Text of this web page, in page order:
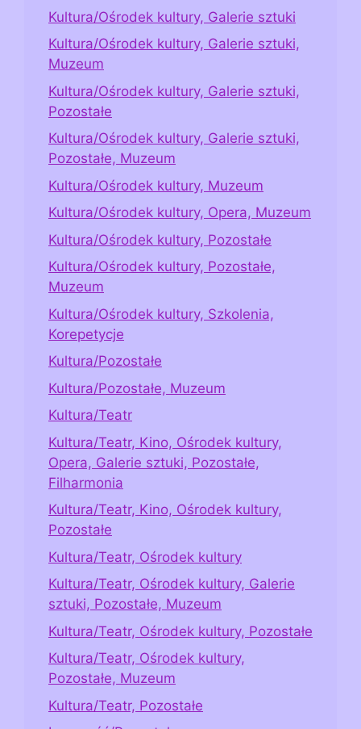
Kultura/Ośrodek kultury, Galerie sztuki
Kultura/Ośrodek kultury, Galerie sztuki,
Muzeum
Kultura/Ośrodek kultury, Galerie sztuki,
Pozostałe
Kultura/Ośrodek kultury, Galerie sztuki,
Pozostałe, Muzeum
Kultura/Ośrodek kultury, Muzeum
Kultura/Ośrodek kultury, Opera, Muzeum
Kultura/Ośrodek kultury, Pozostałe
Kultura/Ośrodek kultury, Pozostałe,
Muzeum
Kultura/Ośrodek kultury, Szkolenia,
Korepetycje
Kultura/Pozostałe
Kultura/Pozostałe, Muzeum
Kultura/Teatr
Kultura/Teatr, Kino, Ośrodek kultury,
Opera, Galerie sztuki, Pozostałe,
Filharmonia
Kultura/Teatr, Kino, Ośrodek kultury,
Pozostałe
Kultura/Teatr, Ośrodek kultury
Kultura/Teatr, Ośrodek kultury, Galerie
sztuki, Pozostałe, Muzeum
Kultura/Teatr, Ośrodek kultury, Pozostałe
Kultura/Teatr, Ośrodek kultury,
Pozostałe, Muzeum
Kultura/Teatr, Pozostałe